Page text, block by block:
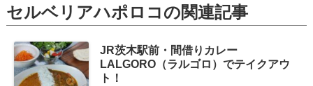
セルベリアハポロコの関連記事
JR茨木駅前・間借りカレー
LALGORO（ラルゴロ）でテイクアウ
ト！